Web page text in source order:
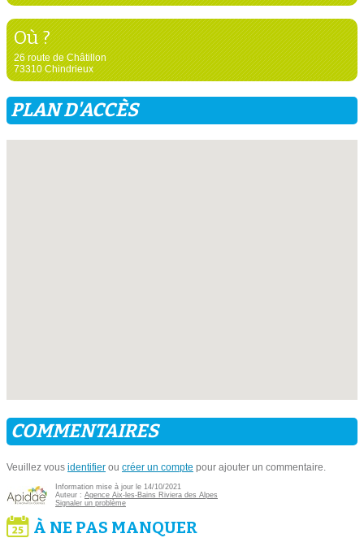
Où ?
26 route de Châtillon
73310 Chindrieux
PLAN D'ACCÈS
COMMENTAIRES
Veuillez vous identifier ou créer un compte pour ajouter un commentaire.
Information mise à jour le 14/10/2021
Auteur : Agence Aix-les-Bains Riviera des Alpes
Signaler un problème
À NE PAS MANQUER